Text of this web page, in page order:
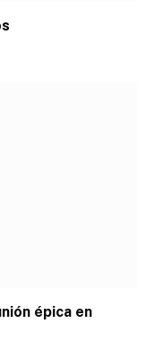
épica en